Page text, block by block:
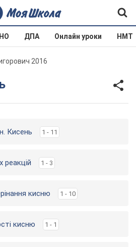
ДПА Онлайн уроки НМТ
2016
Кисень 1 - 11
реакцій 1 - 3
кисню 1 - 10
кисню 1 - 1